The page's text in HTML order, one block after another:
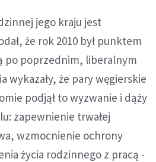
jego kraju jest
że rok 2010 był punktem
po poprzednim, liberalnym
wykazały, że pary węgierskie
podjął to wyzwanie i dąży
zapewnienie trwałej
wzmocnienie ochrony
życia rodzinnego z pracą -